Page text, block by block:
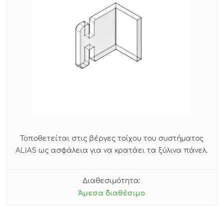
Τοποθετείται στις βέργες τοίχου του συστήματος
ALIAS ως ασφάλεια για να κρατάει τα ξύλινα πάνελ.
Διαθεσιμότητα:
Άμεσα διαθέσιμο